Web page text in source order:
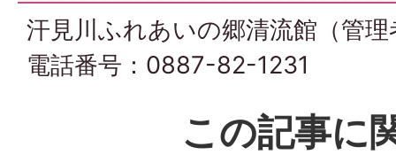
汗見川ふれあいの郷清流館（管理
電話番号：0887-82-1231
この記事に